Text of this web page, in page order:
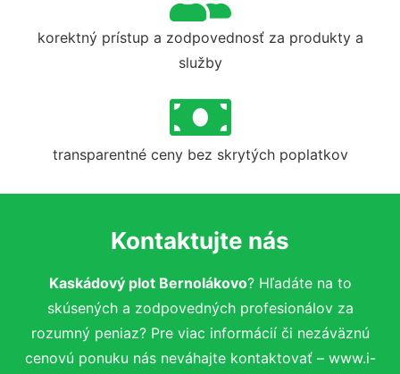
korektný prístup a zodpovednosť za produkty a
služby
transparentné ceny bez skrytých poplatkov
Kontaktujte nás
Kaskádový plot Bernolákovo? Hľadáte na to
skúsených a zodpovedných profesionálov za
rozumný peniaz? Pre viac informácií či nezáväznú
cenovú ponuku nás neváhajte kontaktovať – www.i-